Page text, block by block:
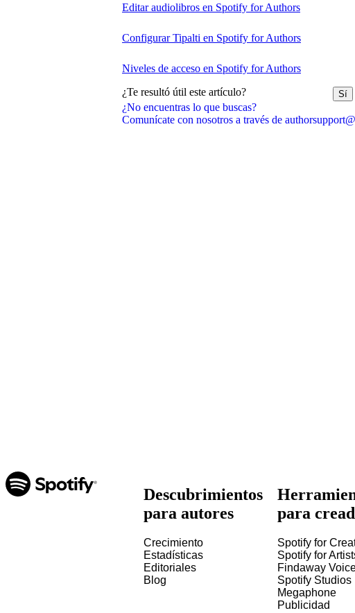
¿No encuentras lo que buscas?
Comunícate con nosotros a través de
Editar audiolibros en Spotify for Authors
Configurar Tipalti en Spotify for Authors
Niveles de acceso en Spotify for Authors
¿Te resultó útil este artículo? Sí
Descubrimientos
para autores
Crecimiento
Estadísticas
Editoriales
Blog
para
Spotify for
Spotify for
Findaway
Spotify Studios
Megaphone
Publicidad